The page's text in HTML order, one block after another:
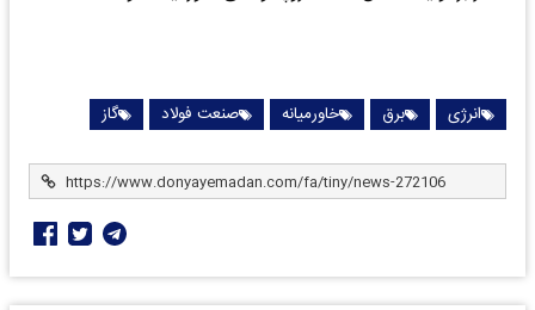
انرژی برق خاورمیانه صنعت فولاد گاز